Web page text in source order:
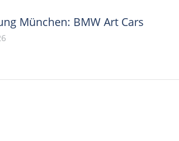
München: BMW Art Cars